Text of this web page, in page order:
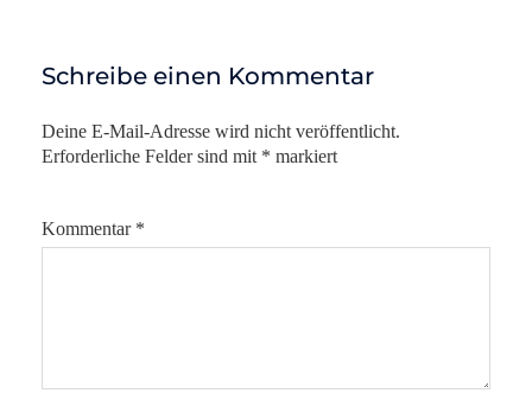
Schreibe einen Kommentar
Deine E-Mail-Adresse wird nicht veröffentlicht.
Erforderliche Felder sind mit * markiert
Kommentar *